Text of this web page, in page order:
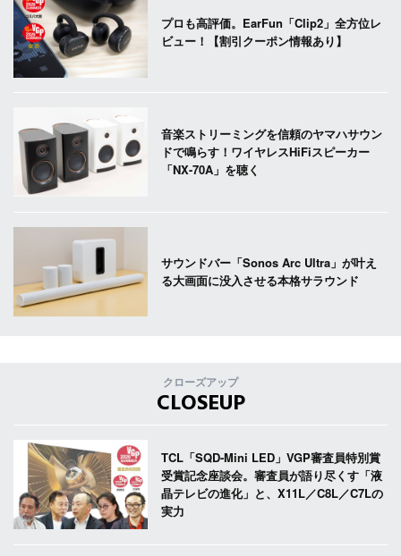
プロも高評価。EarFun「Clip2」全方位レ
ビュー！【割引クーポン情報あり】
音楽ストリーミングを信頼のヤマハサウン
ドで鳴らす！ワイヤレスHiFiスピーカー
「NX-70A」を聴く
サウンドバー「Sonos Arc Ultra」が叶え
る大画面に没入させる本格サラウンド
クローズアップ
CLOSEUP
TCL「SQD-Mini LED」VGP審査員特別賞
受賞記念座談会。審査員が語り尽くす「液
晶テレビの進化」と、X11L／C8L／C7Lの
実力